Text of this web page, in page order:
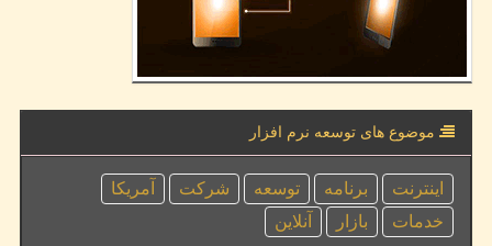
موضوع های توسعه نرم افزار
اینترنت برنامه توسعه شركت
آمریكا
خدمات
بازار آنلاین